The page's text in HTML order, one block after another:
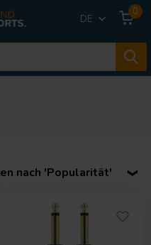
DE
0
nach 'Popularität'